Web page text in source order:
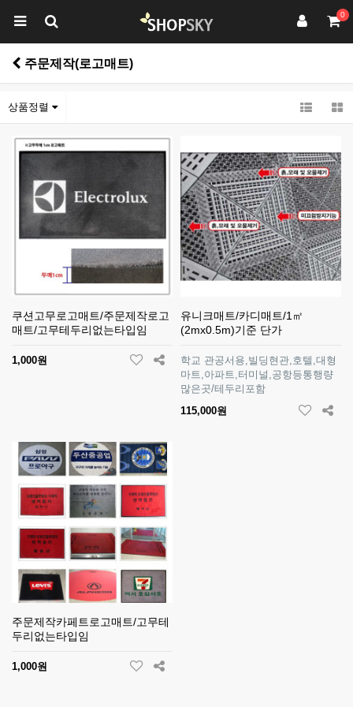
0
주문제작(로고매트)
상품정렬
쿠션고무로고매트/주문제작로고
매트/고무테두리없는타입임
1,000원
유니크매트/카디매트/1㎡
(2mx0.5m)기준 단가
학교 관공서용,빌딩현관,호텔,대형
마트,아파트,터미널,공항등통행량
많은곳/테두리포함
115,000원
주문제작카페트로고매트/고무테
두리없는타입임
1,000원